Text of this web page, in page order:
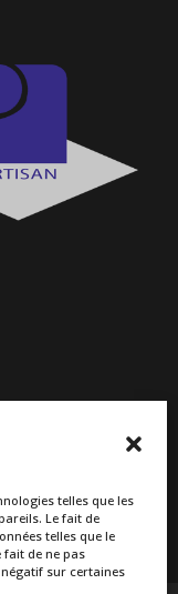
telles que les
Le fait de
telles que le
fait de ne pas
sur certaines